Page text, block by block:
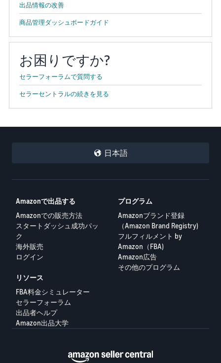
出品情報の改善
商品管理ダッシュボードガイド
お困りですか?
セラーフォーラムで質問する
セラーセントラルの続きを見る
日本語
Amazonで出品する
Amazonでの販売方法
スタートダッシュ成功パッ
ク
海外販売
ログイン
プログラム
Amazonブランド登録
（Amazon Brand Registry)
フルフィルメント by
Amazon（FBA)
Amazon広告
その他のプログラム
リソース
FBA料金シミュレーター
セラーフォーラム
出品者ヘルプ
Amazon出品大学